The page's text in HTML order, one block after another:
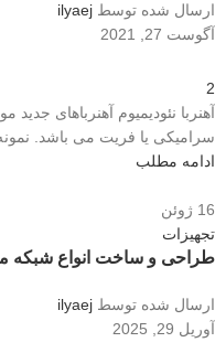
ارسال شده توسط ilyaej
آگوست 27, 2021
2
آهنربا نئودیمیوم آهنرباهای
سرامیکی یا فریت می باشد.
ادامه مطلب
16 ژوئن
تجهیزات
طراحی و ساخت انواع شبکه
ارسال شده توسط ilyaej
آوریل 29, 2025